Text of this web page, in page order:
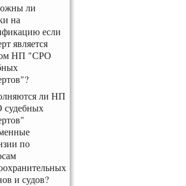
ли
на
если
является
НП "СРО
ли НП
по
и судов?